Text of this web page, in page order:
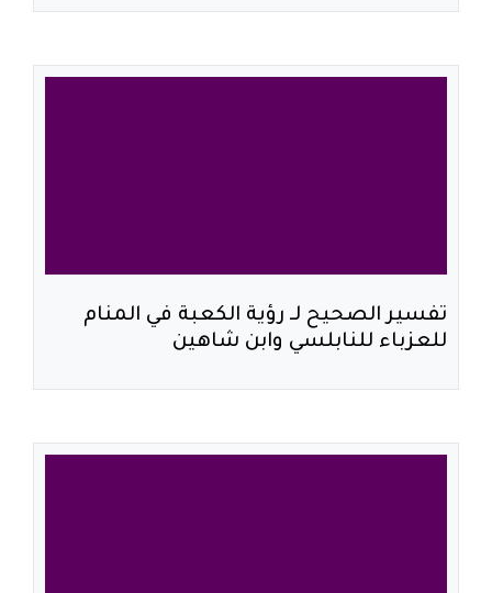
تفسير الصحيح لـ رؤية الكعبة في المنام
للعزباء للنابلسي وابن شاهين